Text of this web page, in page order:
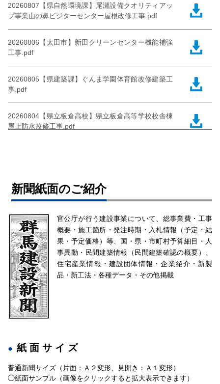
20260807【県自然環境課】尾瀬設備クオリティアッ
プ事業山の鼻ビジターセンター屋根改修工事.pdf
20260806【太田市】新田クリーンセンター機能補強
工事.pdf
20260805【県建築課】ぐんま学園体育館改修建築工
事.pdf
20260804【県立板倉高校】県立板倉高等学校校舎棟
屋上防水改修工事.pdf
新聞紙面のご紹介
官公庁が行う建設事業について、総事業費・工事
概要・施工箇所・発注時期・入札情報（予定・結
果・予定価格）等、国・県・市町村予算細目・人
事異動・民間建築情報（民間建築確認の概要）、
住宅産業情報・建設団体情報・企業紹介・新製
品・新工法・各種データ・その他掲載
紙面サイズ
普通新聞サイズ（片面：Ａ２変形、見開き：Ａ１変形）
◯紙面サンプル（画像をクリックすると拡大表示できます）